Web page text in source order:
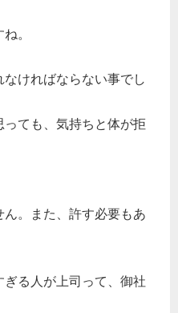
。
ければならない事でし
ても、気持ちと体が拒
。また、許す必要もあ
る人が上司って、御社